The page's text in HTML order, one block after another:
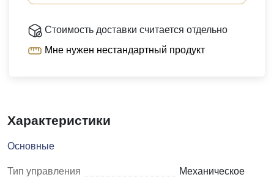
Стоимость доставки считается отдельно
Мне нужен нестандартный продукт
Характеристики
Основные
Тип управления
Механическое